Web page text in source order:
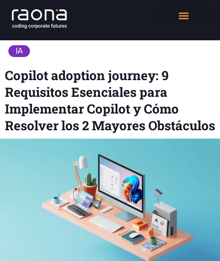
IA
Copilot adoption journey: 9
Requisitos Esenciales para
Implementar Copilot y Cómo
Resolver los 2 Mayores Obstáculos